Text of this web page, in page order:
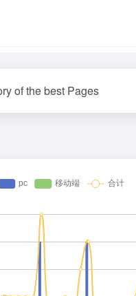
of the best Pages